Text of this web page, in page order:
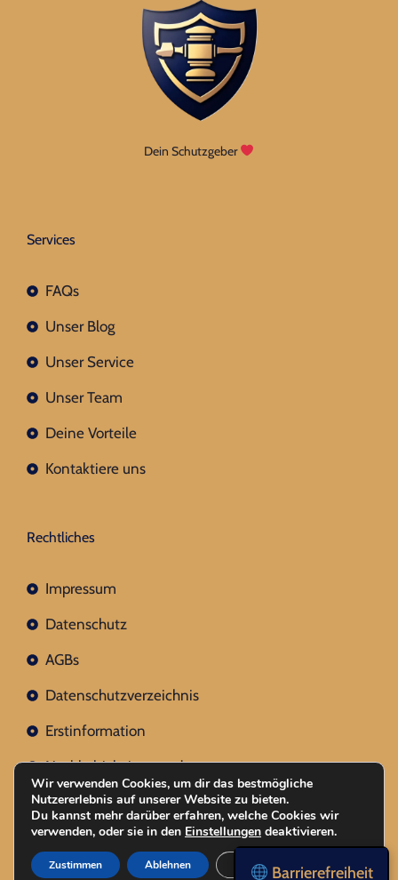
Dein Schutzgeber
Services
FAQs
Unser Blog
Unser Service
Unser Team
Deine Vorteile
Kontaktiere uns
Rechtliches
Impressum
Datenschutz
AGBs
Datenschutzverzeichnis
Erstinformation
Nachhaltigkeitsverordnung
Mit Erstellt NR-Webservices.de
Barrierefreiheit
Wir verwenden Cookies, um dir das bestmögliche
Nutzererlebnis auf unserer Website zu bieten.
Du kannst mehr darüber erfahren, welche Cookies wir
verwenden, oder sie in den Einstellungen deaktivieren.
Zustimmen Ablehnen Einstellungen